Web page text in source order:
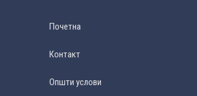
Почетна
Контакт
Општи услови